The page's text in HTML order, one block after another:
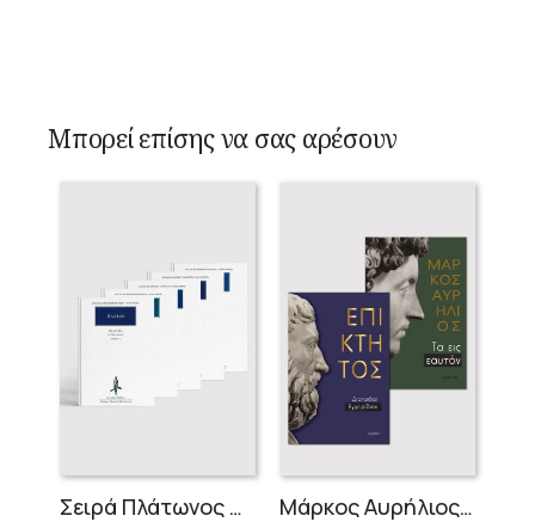
Μπορεί επίσης να σας αρέσουν
Σειρά Πλάτωνος Πολιτεία Μάρκος Αυρήλιος & Επίκτητος (Επίτομα)